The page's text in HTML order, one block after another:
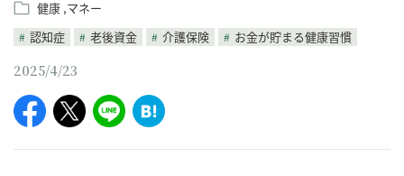
健康 マネー
認知症
老後資金 介護保険 お金が貯まる健康習慣
2025/4/23